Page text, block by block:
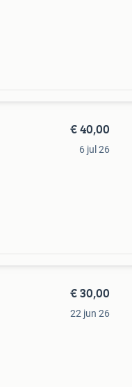
€ 40,00
6 jul 26
€ 30,00
22 jun 26